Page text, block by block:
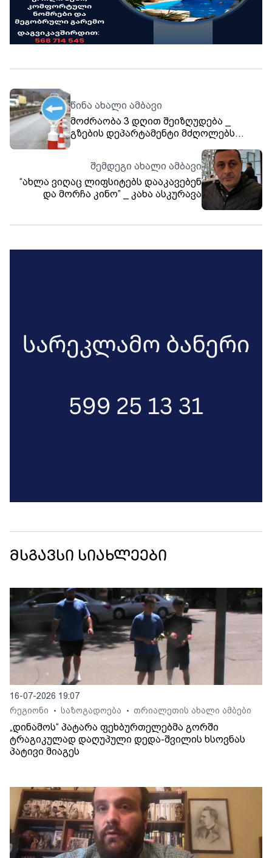
წინა ახალი ამბავი
მოძრაობა 3 დღით შეიზღუდება _
გზების დეპარტამენტი მძღოლებს
შემდეგი ახალი ამბავი
“ახლა ვიღაც ლიფსიტებს დააკავებენ
და მორჩა კინო” _ კახა ასკურავა
მსგავსი სიახლეები
16-07-2026 19:07
რეგიონი
• საზოგადოება • თრიალეთის ახალი ამბები
„დინამოს“ პატარა ფეხბურთელებმა გორში
ტრაგიკულად დაღუპული დედა-შვილის ხსოვნას
პატივი მიაგეს